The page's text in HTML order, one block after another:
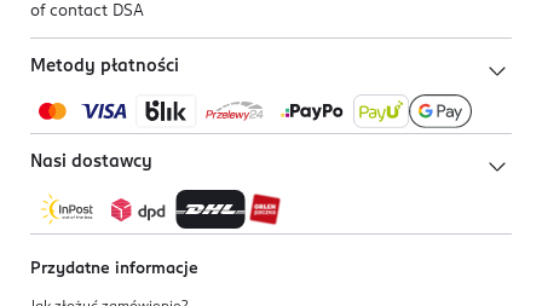
of contact DSA
Metody płatności
Nasi dostawcy
Przydatne informacje